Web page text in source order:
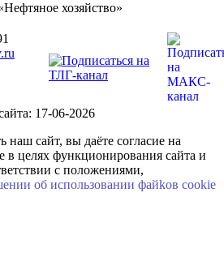
хозяйство»
17-06-2026
наш сайт, вы даёте согласие на
в целях функционирования сайта и
с положениями,
об использовании файkов cookie